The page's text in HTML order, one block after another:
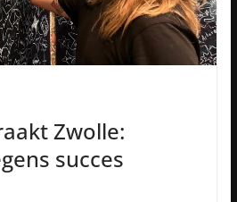
Zwolle:
succes